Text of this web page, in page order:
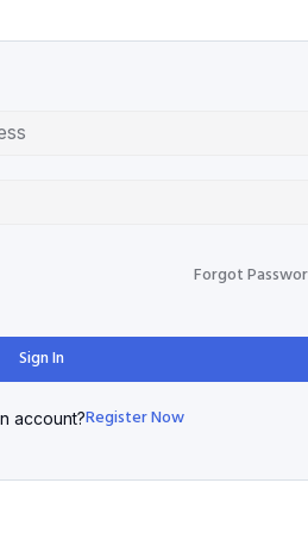
Forgot
Sign In
account?Register Now